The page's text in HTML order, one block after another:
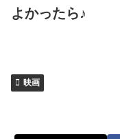
よかったら♪
映画